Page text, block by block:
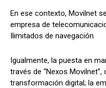
En ese contexto, Movilnet
empresa de
Ilimitados de navegación.
Igualmente, la puesta en
través de “Nexos
transformación digital; la